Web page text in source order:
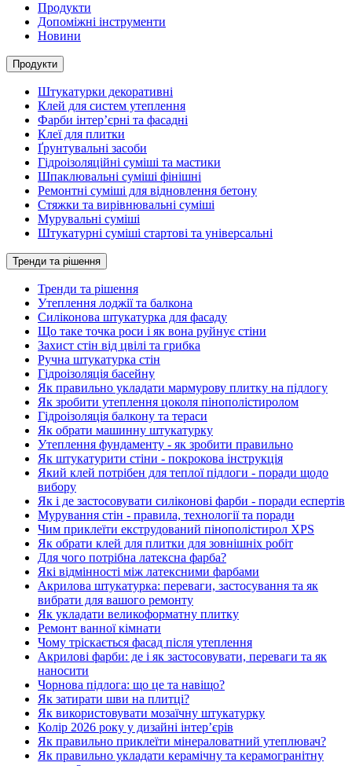
Продукти
Допоміжні інструменти
Новини
Продукти
Штукатурки декоративні
Клей для систем утеплення
Фарби інтер’єрні та фасадні
Клеї для плитки
Ґрунтувальні засоби
Гідроізоляційні суміші та мастики
Шпаклювальні суміші фінішні
Ремонтні суміші для відновлення бетону
Стяжки та вирівнювальні суміші
Мурувальні суміші
Штукатурні суміші стартові та універсальні
Тренди та рішення
Тренди та рішення
Утеплення лоджії та балкона
Силіконова штукатурка для фасаду
Що таке точка роси і як вона руйнує стіни
Захист стін від цвілі та грибка
Ручна штукатурка стін
Гідроізоляція басейну
Як правильно укладати мармурову плитку на підлогу
Як зробити утеплення цоколя пінополістиролом
Гідроізоляція балкону та тераси
Як обрати машинну штукатурку
Утеплення фундаменту - як зробити правильно
Як штукатурити стіни - покрокова інструкція
Який клей потрібен для теплої підлоги - поради щодо
вибору
Як і де застосовувати силіконові фарби - поради еспертів
Мурування стін - правила, технології та поради
Чим приклеїти екструдований пінополістирол XPS
Як обрати клей для плитки для зовнішніх робіт
Для чого потрібна латексна фарба?
Які відмінності між латексними фарбами
Акрилова штукатурка: переваги, застосування та як
вибрати для вашого ремонту
Як укладати великоформатну плитку
Ремонт ванної кімнати
Чому тріскається фасад після утеплення
Акрилові фарби: де і як застосовувати, переваги та як
наносити
Чорнова підлога: що це та навіщо?
Як затирати шви на плитці?
Як використовувати мозаїчну штукатурку
Колір 2026 року у дизайні інтерʼєрів
Як правильно приклеїти мінераловатний утеплювач?
Як правильно укладати керамічну та керамогранітну